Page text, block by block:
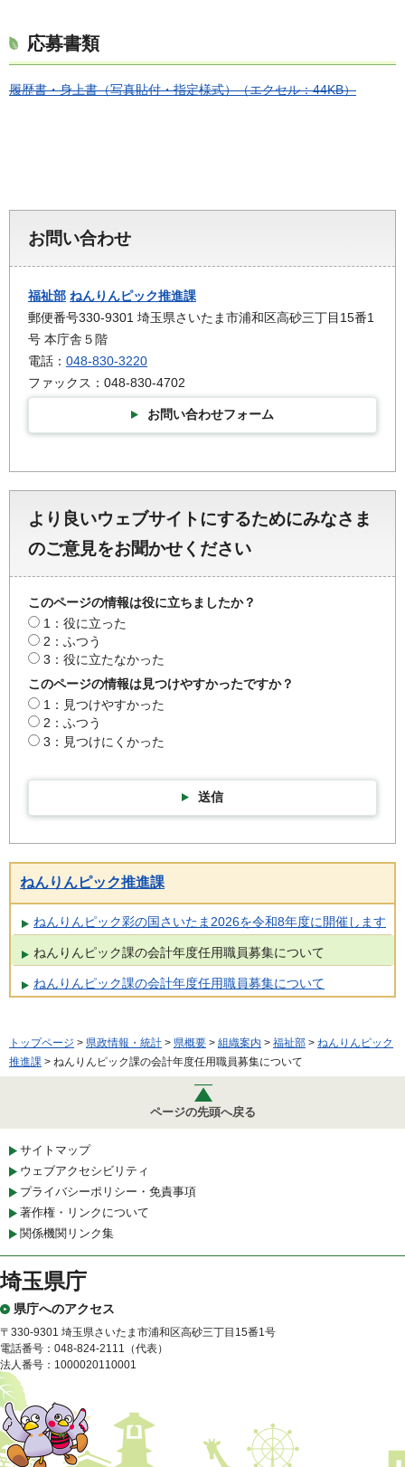
応募書類
履歴書・身上書（写真貼付・指定様式）（エクセル：44KB）
お問い合わせ
福祉部 ねんりんピック推進課
郵便番号330-9301 埼玉県さいたま市浦和区高砂三丁目15番1
号 本庁舎５階
電話： 048-830-3220
ファックス：048-830-4702
お問い合わせフォーム
より良いウェブサイトにするためにみなさま
のご意見をお聞かせください
このページの情報は役に立ちましたか？
1：役に立った
2：ふつう
3：役に立たなかった
このページの情報は見つけやすかったですか？
1：見つけやすかった
2：ふつう
3：見つけにくかった
送信
ねんりんピック推進課
ねんりんピック彩の国さいたま2026を令和8年度に開催します
ねんりんピック課の会計年度任用職員募集について
ねんりんピック課の会計年度任用職員募集について
トップページ > 県政情報・統計 > 県概要 > 組織案内 > 福祉部 > ねんりんピック
推進課 > ねんりんピック課の会計年度任用職員募集について
ページの先頭へ戻る
サイトマップ
ウェブアクセシビリティ
プライバシーポリシー・免責事項
著作権・リンクについて
関係機関リンク集
埼玉県庁
県庁へのアクセス
〒330-9301 埼玉県さいたま市浦和区高砂三丁目15番1号
電話番号：048-824-2111（代表）
法人番号：1000020110001